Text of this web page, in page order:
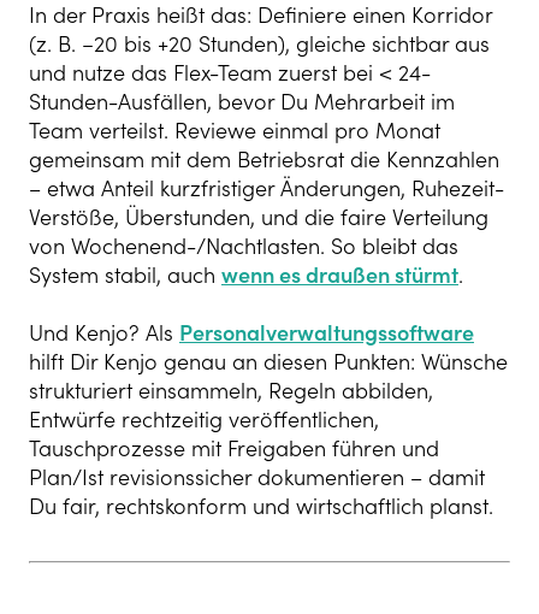
In der Praxis heißt das: Definiere einen Korridor
(z. B. −20 bis +20 Stunden), gleiche sichtbar aus
und nutze das Flex-Team zuerst bei < 24-
Stunden-Ausfällen, bevor Du Mehrarbeit im
Team verteilst. Reviewe einmal pro Monat
gemeinsam mit dem Betriebsrat die Kennzahlen
– etwa Anteil kurzfristiger Änderungen, Ruhezeit-
Verstöße, Überstunden, und die faire Verteilung
von Wochenend-/Nachtlasten. So bleibt das
System stabil, auch wenn es draußen stürmt.
Und Kenjo? Als Personalverwaltungssoftware
hilft Dir Kenjo genau an diesen Punkten: Wünsche
strukturiert einsammeln, Regeln abbilden,
Entwürfe rechtzeitig veröffentlichen,
Tauschprozesse mit Freigaben führen und
Plan/Ist revisionssicher dokumentieren – damit
Du fair, rechtskonform und wirtschaftlich planst.